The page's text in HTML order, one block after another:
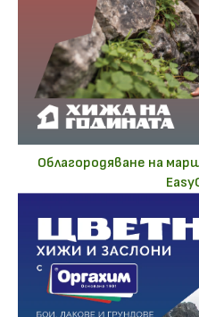
Облагородяване на